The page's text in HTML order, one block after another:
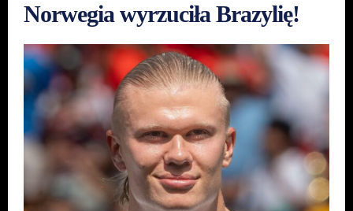
Norwegia wyrzuciła Brazylię!